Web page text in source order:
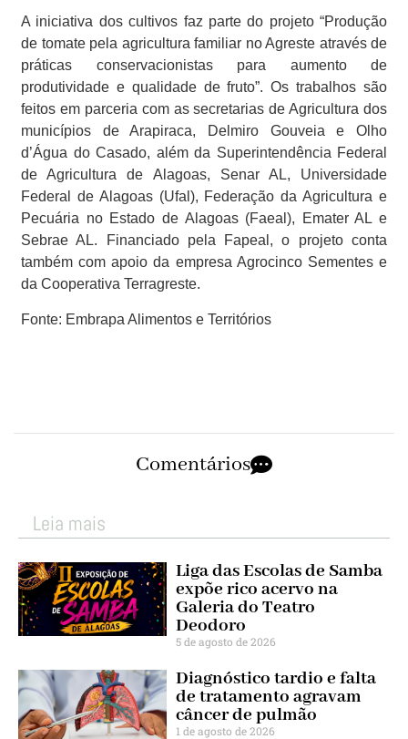
A iniciativa dos cultivos faz parte do projeto “Produção
de tomate pela agricultura familiar no Agreste através de
práticas conservacionistas para aumento de
produtividade e qualidade de fruto”. Os trabalhos são
feitos em parceria com as secretarias de Agricultura dos
municípios de Arapiraca, Delmiro Gouveia e Olho
d’Água do Casado, além da Superintendência Federal
de Agricultura de Alagoas, Senar AL, Universidade
Federal de Alagoas (Ufal), Federação da Agricultura e
Pecuária no Estado de Alagoas (Faeal), Emater AL e
Sebrae AL. Financiado pela Fapeal, o projeto conta
também com apoio da empresa Agrocinco Sementes e
da Cooperativa Terragreste.
Fonte: Embrapa Alimentos e Territórios
Comentários
Leia mais
Liga das Escolas de Samba
expõe rico acervo na
Galeria do Teatro
Deodoro
5 de agosto de 2026
Diagnóstico tardio e falta
de tratamento agravam
câncer de pulmão
1 de agosto de 2026